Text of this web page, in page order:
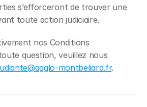
s’efforceront de trouver une
toute action judiciaire.
nos Conditions
question, veuillez nous
montbeliard.fr.